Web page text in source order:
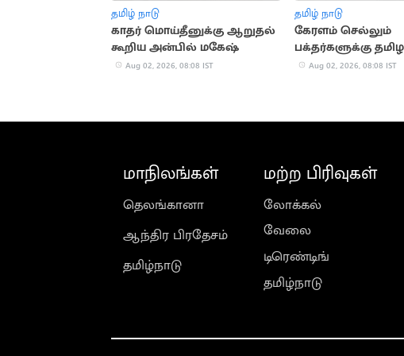
தமிழ் நாடு
காதர் மொய்தீனுக்கு ஆறுதல்
கூறிய அன்பில் மகேஷ்
Aug 02, 2026, 08:08 IST
தமிழ் நாடு
கேரளம் செல்லும்
பக்தர்களுக்கு
அறிவுறுத்தல்
Aug 02, 2026, 08:08 IST
மாநிலங்கள்
தெலங்கானா
ஆந்திர பிரதேசம்
தமிழ்நாடு
மற்ற பிரிவுகள்
லோக்கல்
வேலை
டிரெண்டிங்
தமிழ்நாடு